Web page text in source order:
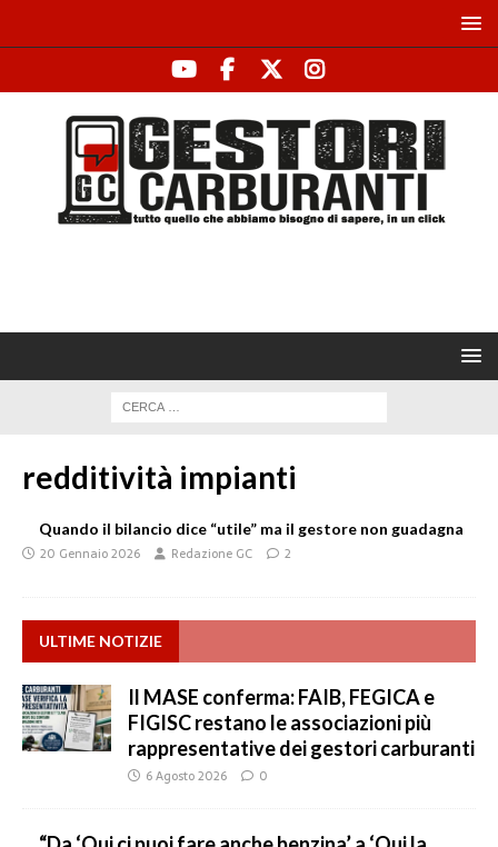
redditività impianti
Quando il bilancio dice “utile” ma il gestore non guadagna
20 Gennaio 2026 Redazione GC 2
ULTIME NOTIZIE
Il MASE conferma: FAIB, FEGICA e
FIGISC restano le associazioni più
rappresentative dei gestori carburanti
6 Agosto 2026 0